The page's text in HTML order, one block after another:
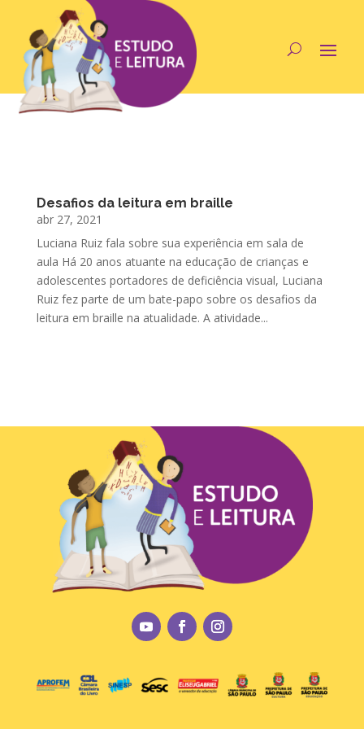
Desafios da leitura em braille
abr 27, 2021
Luciana Ruiz fala sobre sua experiência em sala de
aula Há 20 anos atuante na educação de crianças e
adolescentes portadores de deficiência visual, Luciana
Ruiz fez parte de um bate-papo sobre os desafios da
leitura em braille na atualidade. A atividade...